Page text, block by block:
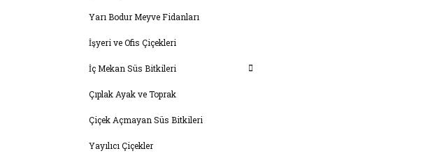
Yarı Bodur Meyve Fidanları
İşyeri ve Ofis Çiçekleri
İç Mekan Süs Bitkileri
Çıplak Ayak ve Toprak
Çiçek Açmayan Süs Bitkileri
Yayılıcı Çiçekler